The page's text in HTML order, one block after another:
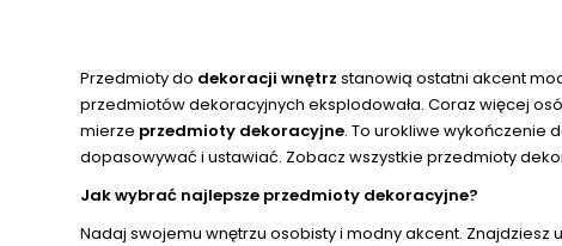
Przedmioty do dekoracji wnętrz stanowią ostatni akcent
przedmiotów dekoracyjnych eksplodowała. Coraz więcej
mierze przedmioty dekoracyjne. To urokliwe wykończenie
dopasowywać i ustawiać. Zobacz wszystkie przedmioty
Jak wybrać najlepsze przedmioty dekoracyjne?
Nadaj swojemu wnętrzu osobisty i modny akcent. Znajdziesz